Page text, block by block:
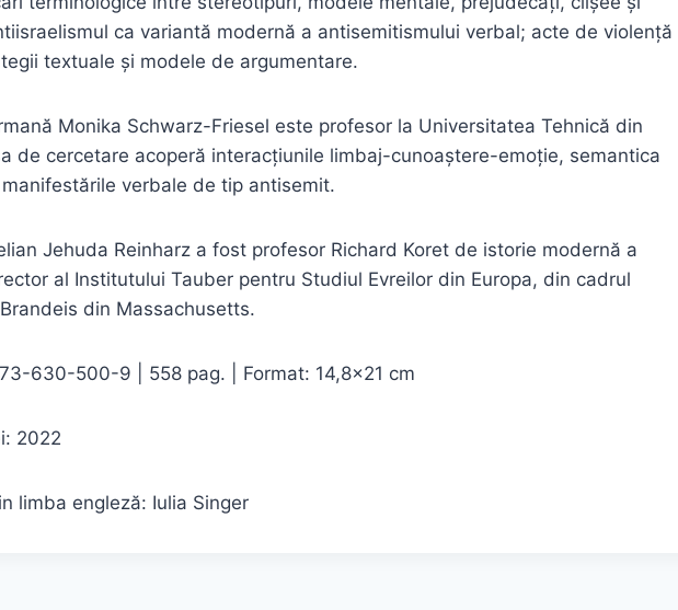
ca variantă modernă a antisemitismului verbal; acte de violență
textuale și modele de argumentare.
Monika Schwarz-Friesel este profesor la Universitatea Tehnică din
de cercetare acoperă interacțiunile limbaj-cunoaștere-emoție, semantica
verbale de tip antisemit.
Jehuda Reinharz a fost profesor Richard Koret de istorie modernă a
al Institutului Tauber pentru Studiul Evreilor din Europa, din cadrul
din Massachusetts.
630-500-9 | 558 pag. | Format: 14,8×21 cm
2022
limba engleză: Iulia Singer